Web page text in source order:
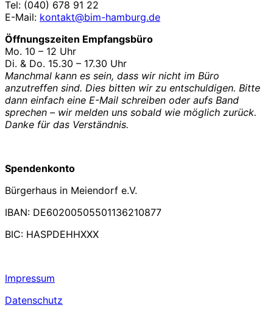
Tel: (040) 678 91 22
E-Mail: kontakt@bim-hamburg.de
Öffnungszeiten Empfangsbüro
Mo. 10 – 12 Uhr
Di. & Do. 15.30 – 17.30 Uhr
Manchmal kann es sein, dass wir nicht im Büro
anzutreffen sind. Dies bitten wir zu entschuldigen. Bitte
dann einfach eine E-Mail schreiben oder aufs Band
sprechen – wir melden uns sobald wie möglich zurück.
Danke für das Verständnis.
Spendenkonto
Bürgerhaus in Meiendorf e.V.
IBAN: DE60200505501136210877
BIC: HASPDEHHXXX
Impressum
Datenschutz